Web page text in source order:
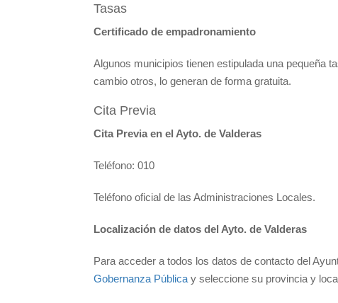
Tasas
Certificado de empadronamiento
Algunos municipios tienen estipulada una pequeña
cambio otros, lo generan de forma gratuita.
Cita Previa
Cita Previa en el Ayto. de Valderas
Teléfono: 010
Teléfono oficial de las Administraciones Locales.
Localización de datos del Ayto. de Valderas
Para acceder a todos los datos de contacto del
Gobernanza Pública y seleccione su provincia y